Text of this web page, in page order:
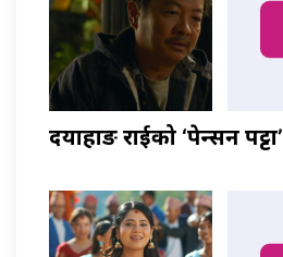
दयाहाङ राईको ‘पेन्सन